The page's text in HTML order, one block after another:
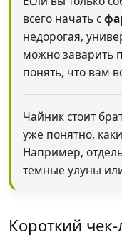
всего начать с
недорогая,
можно заварить
понять, что вам
Чайник стоит
уже понятно,
Например,
тёмные улуны
Короткий чек-